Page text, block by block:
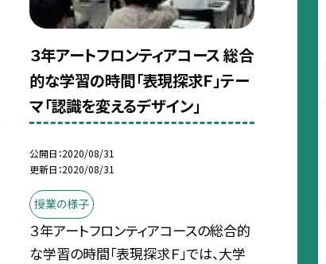
３年アートフロンティアコース 総合
的な学習の時間「表現探求Ｆ」テー
マ「認識を変えるデザイン」
公開日 2020/08/31
更新日 2020/08/31
授業の様子
３年アートフロンティアコースの総合的
な学習の時間「表現探求Ｆ」では、大学